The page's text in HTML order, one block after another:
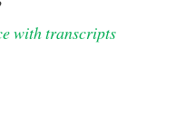
with transcripts